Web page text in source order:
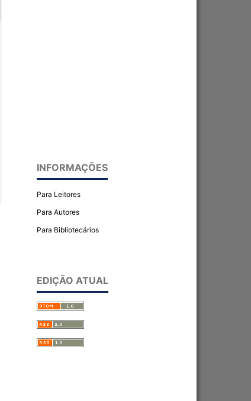
INFORMAÇÕES
Para Leitores
Para Autores
Para Bibliotecários
EDIÇÃO ATUAL